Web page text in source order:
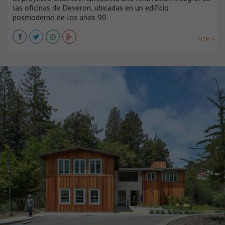
las oficinas de Deveron, ubicadas en un edificio
posmoderno de los años 90.
VER +